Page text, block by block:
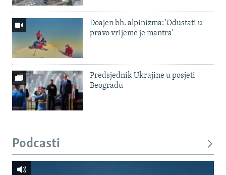
Doajen bh. alpinizma: 'Odustati u
pravo vrijeme je mantra'
Predsjednik Ukrajine u posjeti
Beogradu
Podcasti